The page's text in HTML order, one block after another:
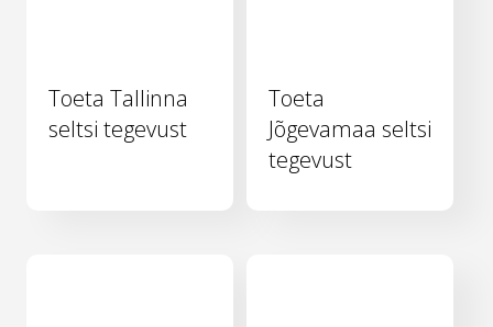
Toeta Tallinna
seltsi tegevust
Toeta
Jõgevamaa seltsi
tegevust